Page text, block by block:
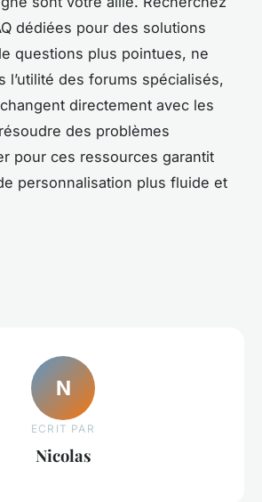
dédiées pour des solutions
questions plus pointues, ne
l’utilité des forums spécialisés,
directement avec les
des problèmes
pour ces ressources garantit
personnalisation plus fluide et
N
ECRIT PAR
Nicolas